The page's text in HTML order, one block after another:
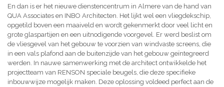
En dan is er het nieuwe dienstencentrum in Almere van de hand van
QUA Associates en INBO Architecten. Het lijkt wel een vliegdekschip,
opgetild boven een maaiveld en wordt gekenmerkt door veel licht en
grote glaspartijen en een uitnodigende voorgevel. Er werd beslist om
de vliesgevel van het gebouw te voorzien van windvaste screens, die
in een vals plafond aan de buitenzijde van het gebouw geïntegreerd
werden. In nauwe samenwerking met de architect ontwikkelde het
projectteam van RENSON speciale beugels, die deze specifieke
inbouwwijze mogelijk maken. Deze oplossing voldeed perfect aan de